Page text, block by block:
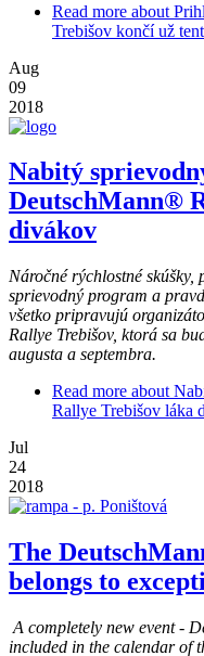
Read more about
Trebišov končí už
Aug
09
2018
Nabitý
DeutschMann®
divákov
Náročné rýchlostné skúšky,
sprievodný program a
všetko pripravujú
Rallye Trebišov, ktorá sa
augusta a septembra.
Read more about
Rallye Trebišov láka
Jul
24
2018
The
belongs to
A completely new event -
included in the calendar of